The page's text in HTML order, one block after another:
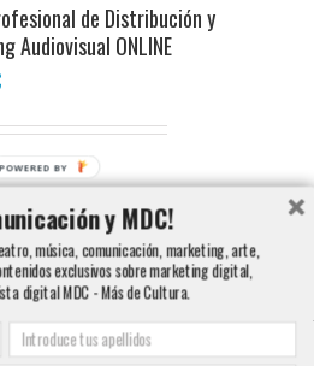
de Distribución y
Audiovisual ONLINE
y MDC!
música, comunicación, marketing, arte,
exclusivos sobre marketing digital,
digital MDC - Más de Cultura.
POWERED BY